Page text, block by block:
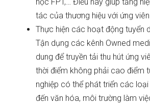
tác của thương hiệu với ứng viên
Thực hiện các hoạt động tuyển
Tận dụng các kênh Owned
dung để truyền tải thu hút ứng
thời điểm không phải cao điểm
nghiệp có thể phát triển các loại
đến văn hóa, môi trường làm